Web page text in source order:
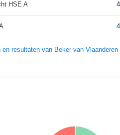
HSE A 4
4
resultaten van Beker van